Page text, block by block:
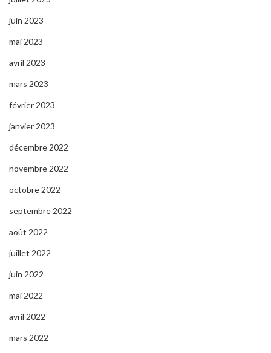
juin 2023
mai 2023
avril 2023
mars 2023
février 2023
janvier 2023
décembre 2022
novembre 2022
octobre 2022
septembre 2022
août 2022
juillet 2022
juin 2022
mai 2022
avril 2022
mars 2022